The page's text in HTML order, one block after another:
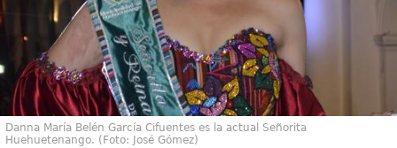
Danna María Belén García Cifuentes es la actual Señorita
Huehuetenango. (Foto: José Gómez)